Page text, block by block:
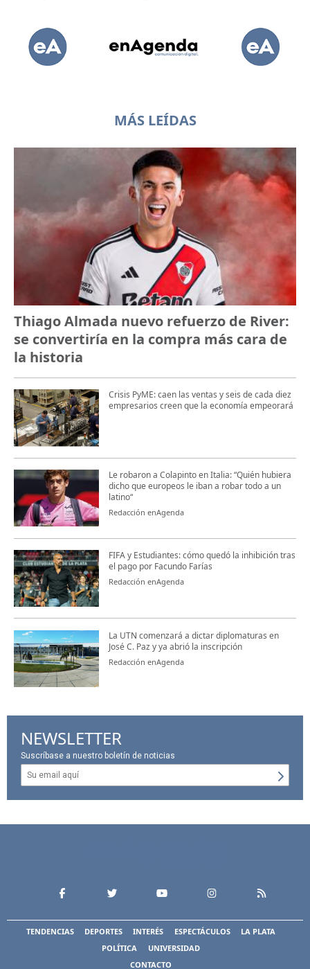
MÁS LEÍDAS
Thiago Almada nuevo refuerzo de River:
se convertiría en la compra más cara de
la historia
Crisis PyME: caen las ventas y seis de cada diez
empresarios creen que la economía empeorará
Le robaron a Colapinto en Italia: “Quién hubiera
dicho que europeos le iban a robar todo a un
latino“
Redacción enAgenda
FIFA y Estudiantes: cómo quedó la inhibición tras
el pago por Facundo Farías
Redacción enAgenda
La UTN comenzará a dictar diplomaturas en
José C. Paz y ya abrió la inscripción
Redacción enAgenda
NEWSLETTER
Suscríbase a nuestro boletín de noticias
TENDENCIAS DEPORTES INTERÉS ESPECTÁCULOS
LA PLATA
POLÍTICA
UNIVERSIDAD
CONTACTO